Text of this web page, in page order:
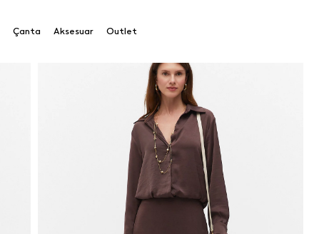
Çanta Aksesuar Outlet